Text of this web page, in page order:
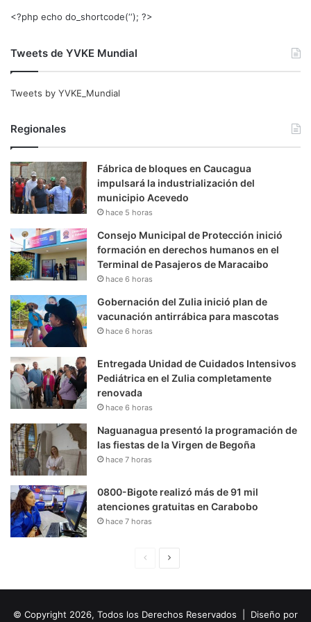
<?php echo do_shortcode(‘‘); ?>
Tweets de YVKE Mundial
Tweets by YVKE_Mundial
Regionales
Fábrica de bloques en Caucagua
impulsará la industrialización del
municipio Acevedo
hace 5 horas
Consejo Municipal de Protección inició
formación en derechos humanos en el
Terminal de Pasajeros de Maracaibo
hace 6 horas
Gobernación del Zulia inició plan de
vacunación antirrábica para mascotas
hace 6 horas
Entregada Unidad de Cuidados Intensivos
Pediátrica en el Zulia completamente
renovada
hace 6 horas
Naguanagua presentó la programación de
las fiestas de la Virgen de Begoña
hace 7 horas
0800-Bigote realizó más de 91 mil
atenciones gratuitas en Carabobo
hace 7 horas
i
u
© Copyright 2026, Todos los Derechos Reservados | Diseño por